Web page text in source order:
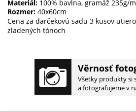
Věrnosť
Všetky produkty si
a fotografujeme v
Materiál: 100% bavlna, gramáž 235g/m
Rozmer: 40x60cm
Cena za darčekovú sadu 3 kusov
zladených tónoch